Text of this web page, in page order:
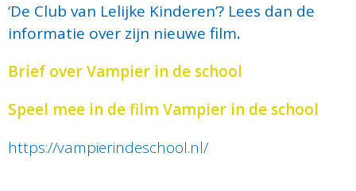
‘De Club van Lelijke Kinderen’? Lees dan de
informatie over zijn nieuwe film.
Brief over Vampier in de school
Speel mee in de film Vampier in de school
https://vampierindeschool.nl/